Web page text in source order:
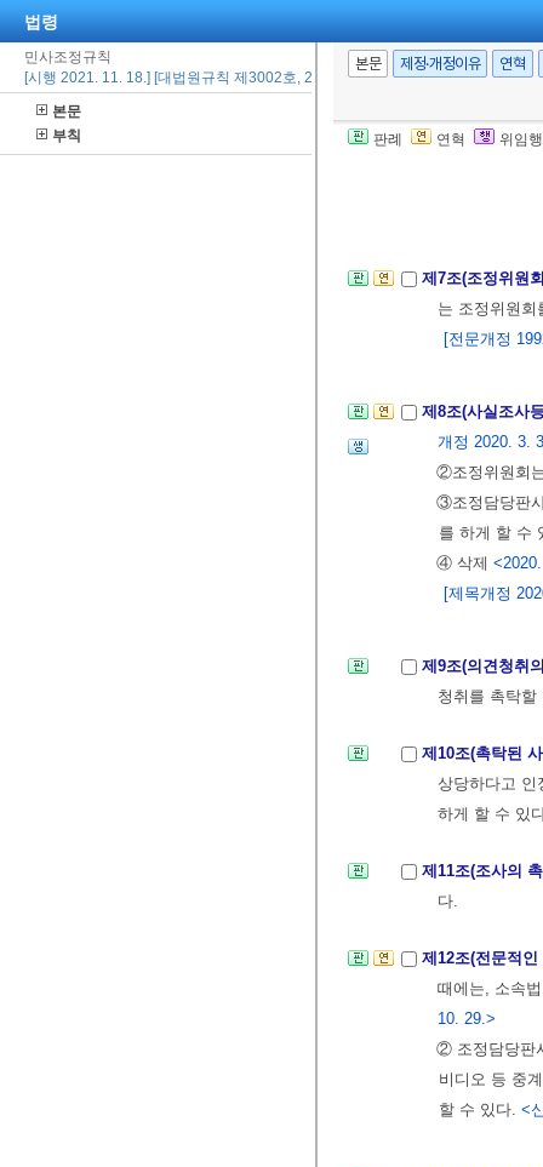
법령
민사조정규칙
[시행 2021. 11. 18.] [대법원규칙 제3002호, 2021. 10. 29., 일부개정]
본문
부칙
본문 제정·개정이유 연혁
판례 연혁 위임
[본조신설
안을 도출하거
제7조(조정위원
는 조정위원
[전문개정
제8조(사실조사
개정 2020. 3.
②조정위원회
③조정담당판
를 하게 할 수
④ 삭제
[제목개정
제9조(의견청취
청취를 촉탁할
제10조(촉탁된
상당하다고 인
하게 할 수 있
제11조(조사의
다.
제12조(전문적
때에는, 소속
10. 29.>
② 조정담당판
비디오 등 중
할 수 있다. <